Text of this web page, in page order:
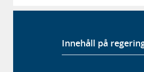
Innehåll på